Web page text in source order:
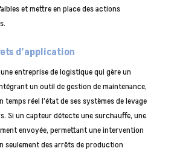
et mettre en place des actions
d’application
entreprise de logistique qui gère un
un outil de gestion de maintenance,
temps réel l’état de ses systèmes de levage
Si un capteur détecte une surchauffe, une
envoyée, permettant une intervention
seulement des arrêts de production